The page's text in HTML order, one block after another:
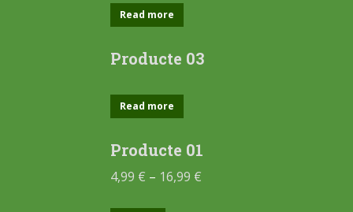
Read more
Producte 03
Read more
Producte 01
4,99 € – 16,99 €